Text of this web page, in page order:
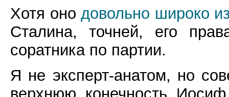
Хотя онодовольно широко
Сталина, точней, его
соратника по партии.
Я не эксперт-анатом, но